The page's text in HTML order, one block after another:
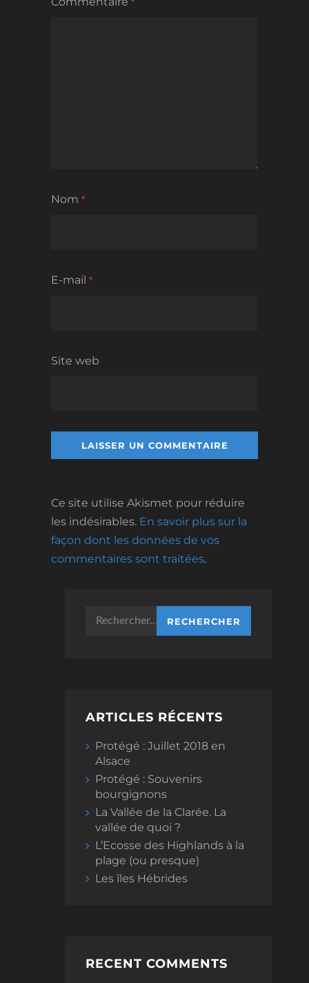
Nom *
E-mail *
Site web
Ce site utilise Akismet pour réduire
les indésirables. En savoir plus sur la
façon dont les données de vos
commentaires sont traitées.
Rechercher :
ARTICLES RÉCENTS
Protégé : Juillet 2018 en
Alsace
Protégé : Souvenirs
bourgignons
La Vallée de la Clarée. La
vallée de quoi ?
L’Ecosse des Highlands à la
plage (ou presque)
Les îles Hébrides
RECENT COMMENTS